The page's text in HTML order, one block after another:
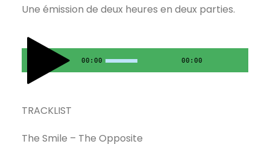
Une émission de deux heures en deux parties.
00:00 00:00
TRACKLIST
The Smile – The Opposite